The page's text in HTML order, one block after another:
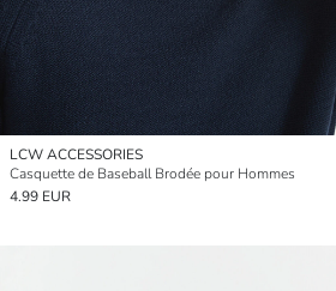
LCW ACCESSORIES
Casquette de Baseball Brodée pour Hommes
4.99 EUR